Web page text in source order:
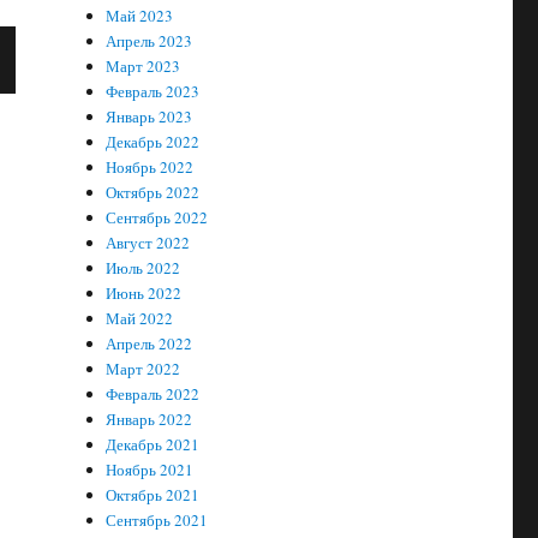
Май 2023
Апрель 2023
Март 2023
Февраль 2023
Январь 2023
Декабрь 2022
Ноябрь 2022
Октябрь 2022
Сентябрь 2022
Август 2022
Июль 2022
Июнь 2022
Май 2022
Апрель 2022
Март 2022
Февраль 2022
Январь 2022
Декабрь 2021
Ноябрь 2021
Октябрь 2021
Сентябрь 2021